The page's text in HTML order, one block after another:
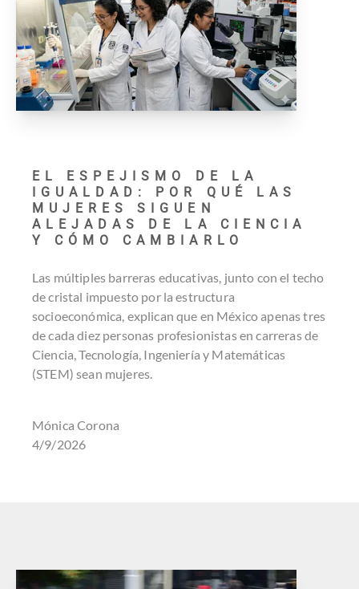
EL ESPEJISMO DE LA
IGUALDAD: POR QUÉ LAS
MUJERES SIGUEN
ALEJADAS DE LA CIENCIA
Y CÓMO CAMBIARLO
Las múltiples barreras educativas, junto con el techo
de cristal impuesto por la estructura
socioeconómica, explican que en México apenas tres
de cada diez personas profesionistas en carreras de
Ciencia, Tecnología, Ingeniería y Matemáticas
(STEM) sean mujeres.
Mónica Corona
4/9/2026